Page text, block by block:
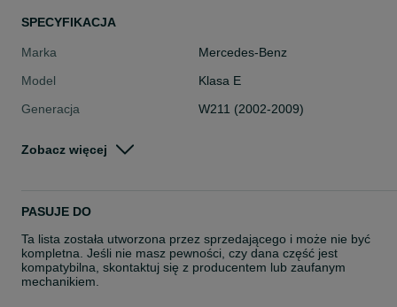
SPECYFIKACJA
Marka
Mercedes-Benz
Model
Klasa E
Generacja
W211 (2002-2009)
Stan
Rodzaj
Układ elektryczny
Zobacz więcej
PASUJE DO
Ta lista została utworzona przez sprzedającego i może nie być
kompletna. Jeśli nie masz pewności, czy dana część jest
kompatybilna, skontaktuj się z producentem lub zaufanym
mechanikiem.